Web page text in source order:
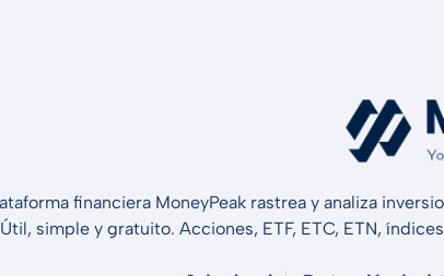
financiera MoneyPeak rastrea y analiza
Útil, simple y gratuito. Acciones, ETF, ETC, ETN,